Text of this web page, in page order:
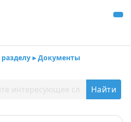
▸ Документы